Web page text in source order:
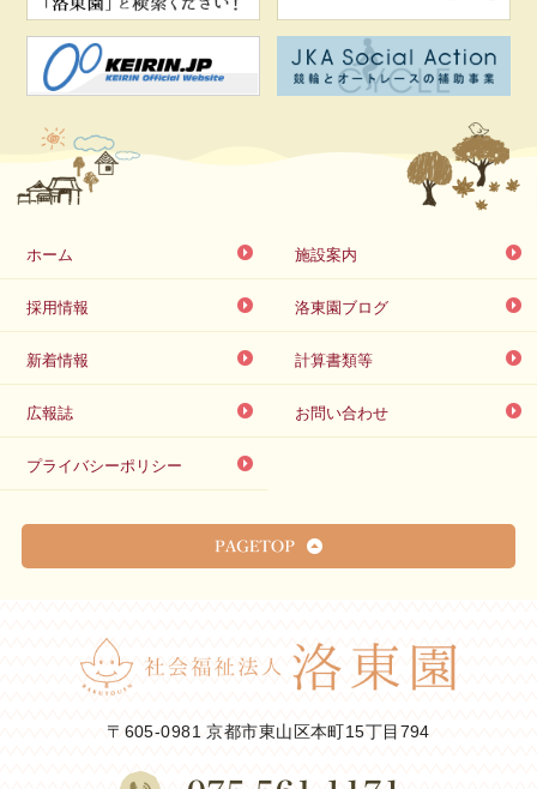
ホーム 施設案内
採用情報 洛東園ブログ
新着情報 計算書類等
広報誌 お問い合わせ
プライバシーポリシー
〒605-0981 京都市東山区本町15丁目794